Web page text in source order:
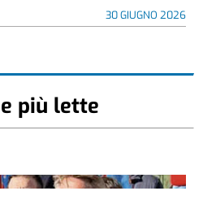
30 GIUGNO 2026
più lette